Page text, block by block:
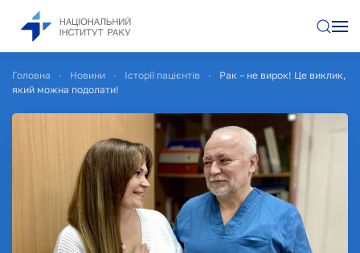
Головна Новини Історії пацієнтів
Рак – не вирок! Це виклик,
який можна подолати!